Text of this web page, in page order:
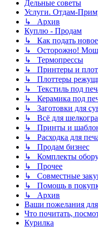
Дельные советы
Услуги. Отдам-
↳ Архив
Куплю - Продам
↳ Как подать новое
↳ Осторожно!
↳ Термопрессы
↳ Принтеры и
↳ Плоттеры
↳ Текстиль под
↳ Керамика под
↳ Заготовки для
↳ Всё для
↳ Принты и
↳ Расходка для
↳ Продам бизнес
↳ Комплекты
↳ Прочее
↳ Совместные
↳ Помощь в
↳ Архив
Ваши пожелания
Что почитать,
Курилка